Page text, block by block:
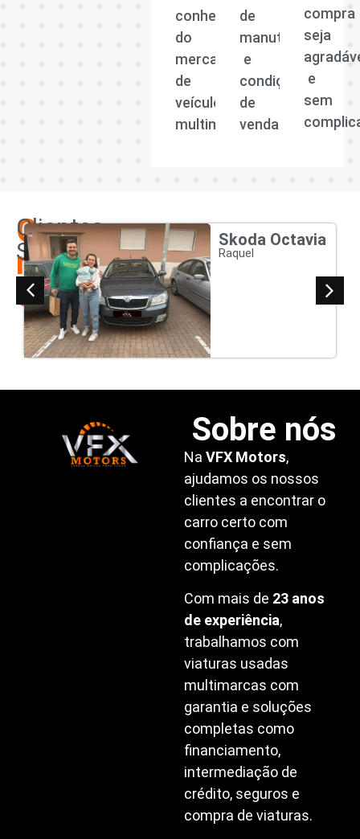
conhecedora
do
mercado
de
veículos
multimarcas.
de
manutenção
e
condições
de
venda.
compra
seja
e
sem
Os
nossos
clientes
Clientes
Satisfeitos
Skoda Octavia
Raquel
Sobre nós
NaVFX Motors,
ajudamos os nossos
clientes a encontrar o
carro certo com
confiança e sem
complicações.
Com mais de 23 anos
de experiência,
trabalhamos com
viaturas usadas
multimarcas com
garantia e soluções
completas como
financiamento,
intermediação de
crédito, seguros e
compra de viaturas.